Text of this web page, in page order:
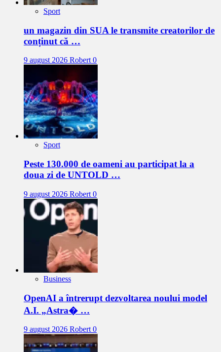
Sport
un magazin din SUA le transmite creatorilor de
conținut că …
9 august 2026 Robert0
Sport
Peste 130.000 de oameni au participat la a
doua zi de UNTOLD …
9 august 2026 Robert 0
Business
OpenAI a întrerupt dezvoltarea noului model
A.I. „Astra� …
9 august 2026 Robert 0